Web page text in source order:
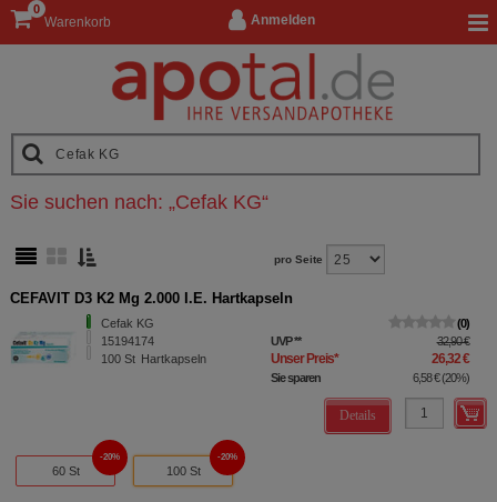
Anmelden
Warenkorb
0
Sie suchen nach: „Cefak KG“
pro Seite
CEFAVIT D3 K2 Mg 2.000 I.E. Hartkapseln
Cefak KG
15194174
100 St Hartkapseln
0
UVP** 32,90 €
Unser Preis* 26,32 €
Sie sparen 6,58 €(20%)
Details
60 St
20%
100 St
20%